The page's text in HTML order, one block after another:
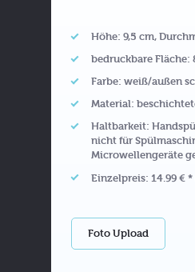
Höhe: 9,5 cm,
bedruckbare Fläche:
Farbe: weiß/außen
Material:
Haltbarkeit:
nicht für
Microwellengeräte
Einzelpreis: 14.99 € *
Foto Upload